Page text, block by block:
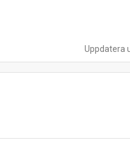
Uppdatera